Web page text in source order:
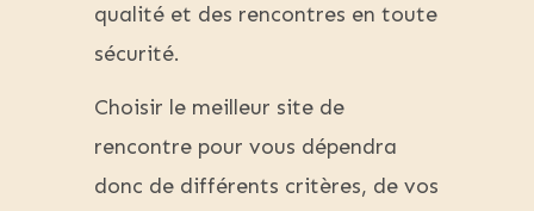
qualité et des rencontres en toute
sécurité.
Choisir le meilleur site de
rencontre pour vous dépendra
donc de différents critères, de vos